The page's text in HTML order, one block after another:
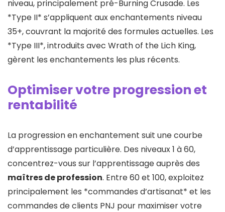
niveau, principalement pré-Burning Crusade. Les
*Type II* s’appliquent aux enchantements niveau
35+, couvrant la majorité des formules actuelles. Les
*Type III*, introduits avec Wrath of the Lich King,
gèrent les enchantements les plus récents.
Optimiser votre progression et
rentabilité
La progression en enchantement suit une courbe
d’apprentissage particulière. Des niveaux 1 à 60,
concentrez-vous sur l’apprentissage auprès des
maîtres de profession. Entre 60 et 100, exploitez
principalement les *commandes d’artisanat* et les
commandes de clients PNJ pour maximiser votre